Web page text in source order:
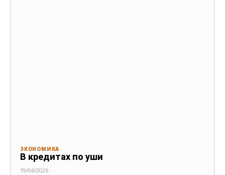
ЭКОНОМИКА
В кредитах по уши
19/06/2026